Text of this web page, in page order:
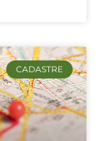
CADASTRE